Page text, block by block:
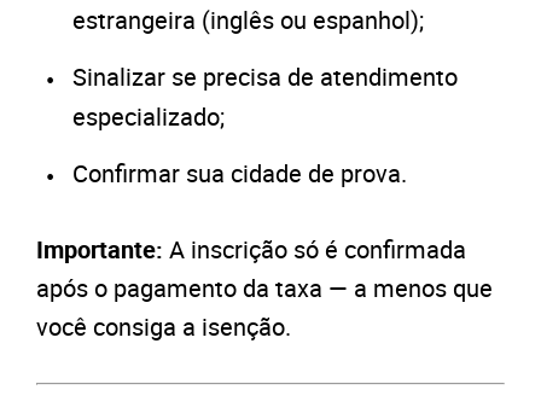
estrangeira (inglês ou espanhol);
Sinalizar se precisa de atendimento
especializado;
Confirmar sua cidade de prova.
Importante: A inscrição só é confirmada
após o pagamento da taxa — a menos que
você consiga a isenção.